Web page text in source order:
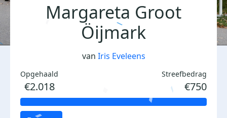
Margareta Groot
Öijmark
van Iris Eveleens
Opgehaald
€2.018
Streefbedrag
€750